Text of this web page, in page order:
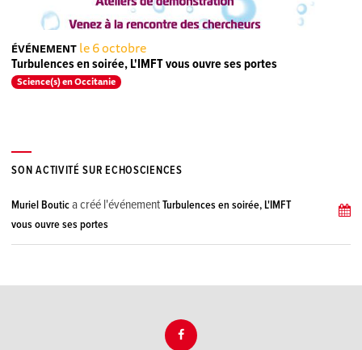
ÉVÉNEMENT le 6 octobre
Turbulences en soirée, L'IMFT vous ouvre ses portes
Science(s) en Occitanie
SON ACTIVITÉ SUR ECHOSCIENCES
Muriel Boutica créé l'événementTurbulences en soirée, L'IMFT
vous ouvre ses portes